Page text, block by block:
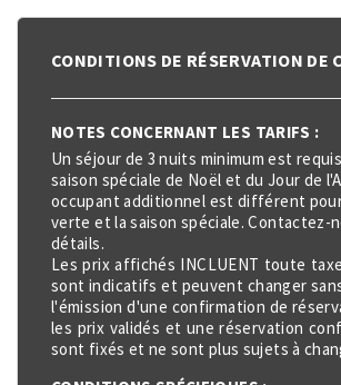
CONDITIONS DE RÉSERVATION DE
NOTES CONCERNANT LES TARIFS :
Un séjour de 3 nuits minimum est
saison spéciale de Noël et du Jour de
occupant additionnel est différent
verte et la saison spéciale. Contactez-
détails.
Les prix affichés INCLUENT toute
sont indicatifs et peuvent changer
l'émission d'une confirmation de
les prix validés et une réservation
sont fixés et ne sont plus sujets à